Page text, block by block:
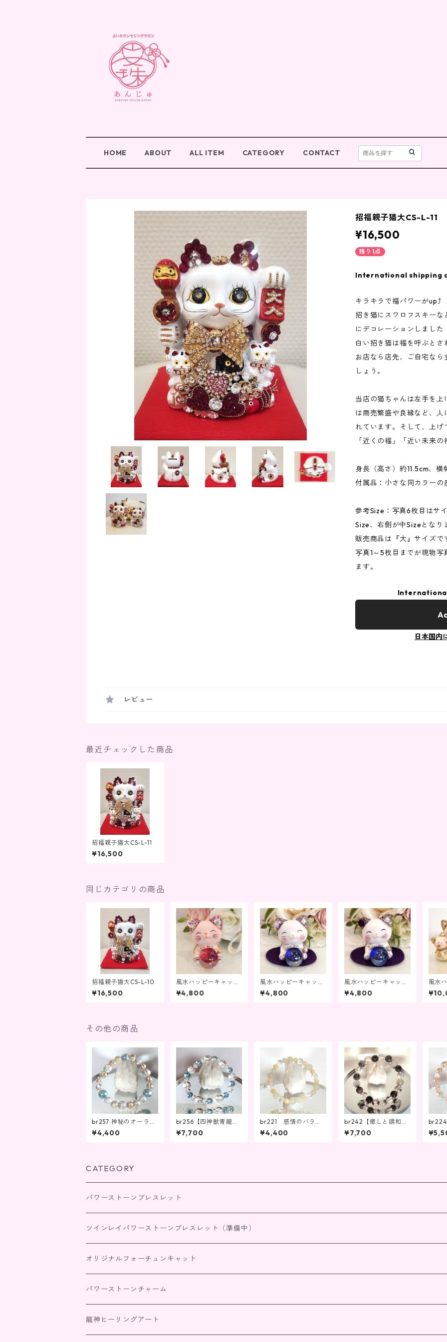
HOME ABOUT ALL ITEM CATEGORY CONTACT
招福親子猫大CS-L-11
¥16,500
残り1点
International shipping
キラキラで福パワーが
招き猫にスワロフスキー
にデコレーションしました
白い招き猫は福を呼ぶとさ
お店なら店先、ご自宅な
しょう。
当店の猫ちゃんは左手を
は商売繁盛や良縁など、
れています。そして、上
「近くの福」「近い未来
身長（高さ）約11.5cm、
付属品：小さな同カラーの
参考Size：写真6枚目はサ
Size、右側が中Sizeとなり
販売商品は『大』サイズで
写真1～5枚目までが現物
ます。
日本国内
レビュー
最近チェックした商品
招福親子猫大CS-L-11
¥16,500
同じカテゴリの商品
招福親子猫大CS-L-10
¥16,500
風水ハッピーキャット
エンジェルピンク（CF
-A-PK4）
¥4,800
風水ハッピーキャット
エンジェルパープル(C
F-A-Pa5 現品限り)
¥4,800
風水ハッピーキャット
エンジェルパープル(C
F-A-Pa4 現品限り）
¥4,800
風水
仲良
e）
その他の商品
br257 神秘のオーラ、
エネルギーを引き出す
¥4,400
br256【四神獣青龍の
力、心のエネルギーを
高める】
¥7,700
br221 感情のバラン
スを整え、信頼を得る
¥4,400
br242【癒しと調和を
もたらす】
¥7,700
p、玉
引き
CATEGORY
パワーストーンブレスレット
四神獣パワーストーンブレスレット
恋愛・家庭
仕事・商売・目標達成
人間関係
ツインレイパワーストーンブレスレット（準備中）
出会いを引き寄せる
サイレント期間
統合（パートナーとの絆）
オリジナルフォーチュンキャット
パワーストーンチャーム
龍神ヒーリングアート